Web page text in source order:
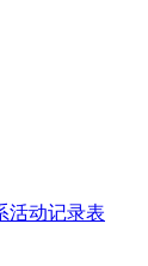
活动记录表